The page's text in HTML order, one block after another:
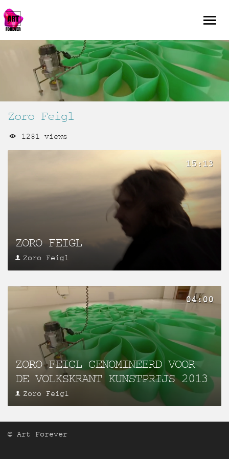
Zoro Feigl
1281 views
ZORO FEIGL
Zoro Feigl
15:13
ZORO FEIGL GENOMINEERD VOOR
DE VOLKSKRANT KUNSTPRIJS 2013
Zoro Feigl
04:00
© Art Forever